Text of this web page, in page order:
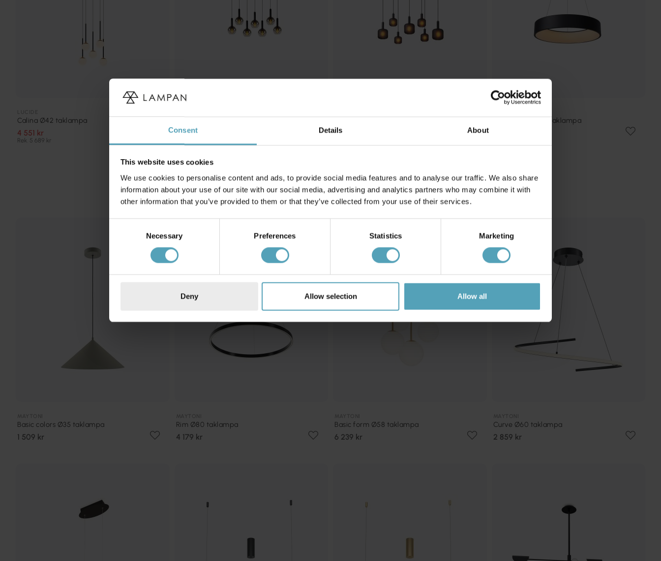
Consent Details About
This website uses cookies
We use cookies to personalise content and ads, to provide social media features and to analyse our traffic. We also share
information about your use of our site with our social media, advertising and analytics partners who may combine it with
other information that you’ve provided to them or that they’ve collected from your use of their services.
Necessary Preferences Statistics Marketing
Deny Allow selection Allow all
Calina Ø42 taklampa
4 551 kr
Rek. 5 689 kr
4 519 kr 6 079 kr
Talowe Led Ø60 taklampa
Andra köpte även
Basic colors Ø35 taklampa
1 509 kr
Rim Ø80 taklampa
4 179 kr
Basic form Ø58 taklampa
6 239 kr
Curve Ø60 taklampa
2 859 kr